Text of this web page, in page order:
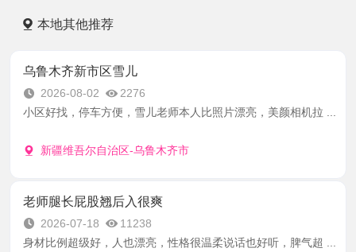
本地其他推荐
乌鲁木齐新市区雪儿
2026-08-02
2276
小区好找，停车方便，雪儿老师本人比照片漂亮，美颜相机拉 ...
新疆维吾尔自治区-乌鲁木齐市
老师腿长屁股翘后入很爽
2026-07-18
11238
身材比例超级好，人也漂亮，性格很温柔说话也好听，脾气超 ...